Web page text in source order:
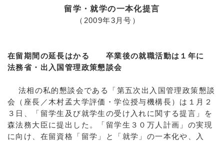
留学・就学の一本化提言
（2009年3月号）
在留期間の延長はかる 卒業後の就職活動は１年に
法務省・出入国管理政策懇談会
法相の私的懇談会である「第五次出入国管理政策懇談
会（座長／木村孟大学評価・学位授与機構長）は１月２
３日、「留学生及び就学生の受け入れに関する提言」を
森法務大臣に提出した。「留学生３０万人計画」の実現
に向け、在留資格「留学」と「就学」の一本化や、入